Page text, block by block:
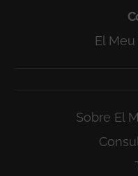
El
Sobre El